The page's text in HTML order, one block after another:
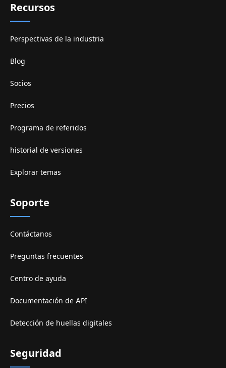
Recursos
Perspectivas de la industria
Blog
Socios
Precios
Programa de referidos
historial de versiones
Explorar temas
Soporte
Contáctanos
Preguntas frecuentes
Centro de ayuda
Documentación de API
Detección de huellas digitales
Seguridad